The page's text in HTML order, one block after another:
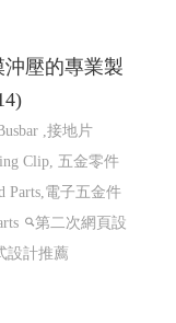
壓的專業製
,接地片
Clip, 五金零件
Parts,電子五金件
第二次網頁設
設計推薦